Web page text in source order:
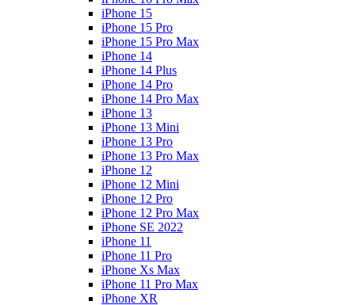
iPhone 15
iPhone 15 Pro
iPhone 15 Pro Max
iPhone 14
iPhone 14 Plus
iPhone 14 Pro
iPhone 14 Pro Max
iPhone 13
iPhone 13 Mini
iPhone 13 Pro
iPhone 13 Pro Max
iPhone 12
iPhone 12 Mini
iPhone 12 Pro
iPhone 12 Pro Max
iPhone SE 2022
iPhone 11
iPhone 11 Pro
iPhone Xs Max
iPhone 11 Pro Max
iPhone XR